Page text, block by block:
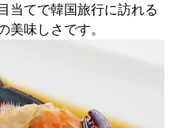
当てで韓国旅行に訪れる
美味しさです。